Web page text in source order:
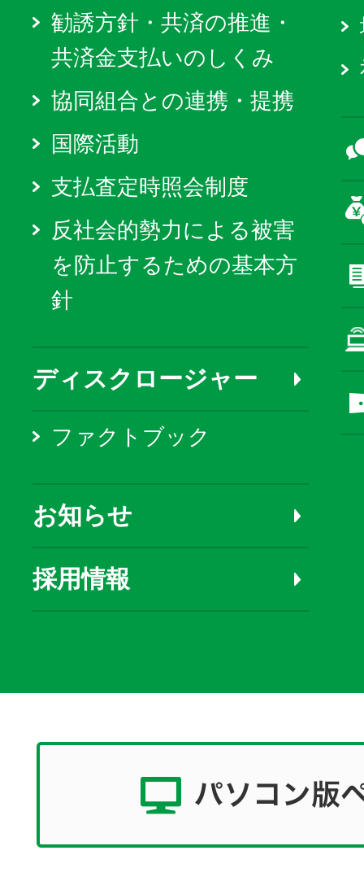
勧誘方針・共済の推進・
共済金支払いのしくみ
協同組合との連携・提携
国際活動
支払査定時照会制度
反社会的勢力による被害
を防止するための基本方
針
ディスクロージャー
ファクトブック
お知らせ
採用情報